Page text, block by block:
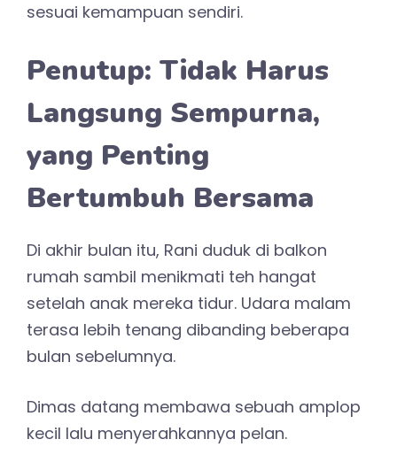
sesuai kemampuan sendiri.
Penutup: Tidak Harus
Langsung Sempurna,
yang Penting
Bertumbuh Bersama
Di akhir bulan itu, Rani duduk di balkon
rumah sambil menikmati teh hangat
setelah anak mereka tidur. Udara malam
terasa lebih tenang dibanding beberapa
bulan sebelumnya.
Dimas datang membawa sebuah amplop
kecil lalu menyerahkannya pelan.